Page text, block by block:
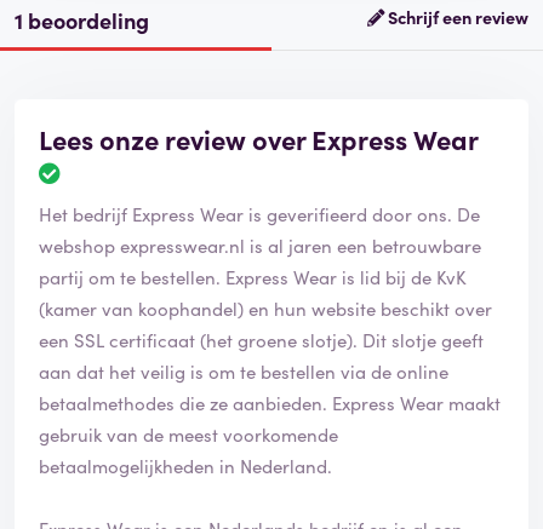
1 beoordeling Schrijf een review
Lees onze review over Express Wear
Het bedrijf Express Wear is geverifieerd door ons. De
webshop expresswear.nl is al jaren een betrouwbare
partij om te bestellen. Express Wear is lid bij de KvK
(kamer van koophandel) en hun website beschikt over
een SSL certificaat (het groene slotje). Dit slotje geeft
aan dat het veilig is om te bestellen via de online
betaalmethodes die ze aanbieden. Express Wear maakt
gebruik van de meest voorkomende
betaalmogelijkheden in Nederland.